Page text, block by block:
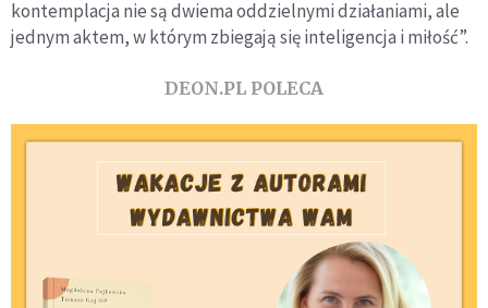
kontemplacja nie są dwiema oddzielnymi działaniami, ale
jednym aktem, w którym zbiegają się inteligencja i miłość”.
DEON.PL POLECA